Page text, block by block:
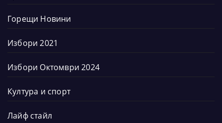
Горещи Новини
Избори 2021
Избори Октомври 2024
Култура и спорт
Лайф стайл